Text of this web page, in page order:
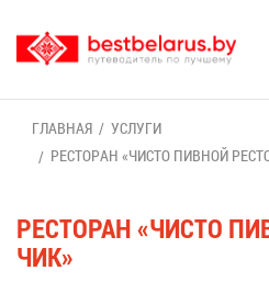
ГЛАВ­НАЯ
УСЛУ­ГИ
РЕ­СТО­РАН «ЧИ­СТО ПИВ­НОЙ
РЕ­СТО­РАН «ЧИ­СТО
ЧИК»